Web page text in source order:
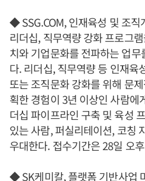
◆ SSG.COM, 인재육성 및 조직
리더십, 직무역량 강화 프로그
치와 기업문화를 전파하는 업
다. 리더십, 직무역량 등 인재육
또는 조직문화 강화를 위해 문
획한 경험이 3년 이상인 사람에
더십 파이프라인 구축 및 육성
있는 사람, 퍼실리테이션, 코칭
우대한다. 접수기간은 28일 오
◆ SK케미칼, 플랫폼 기반사업